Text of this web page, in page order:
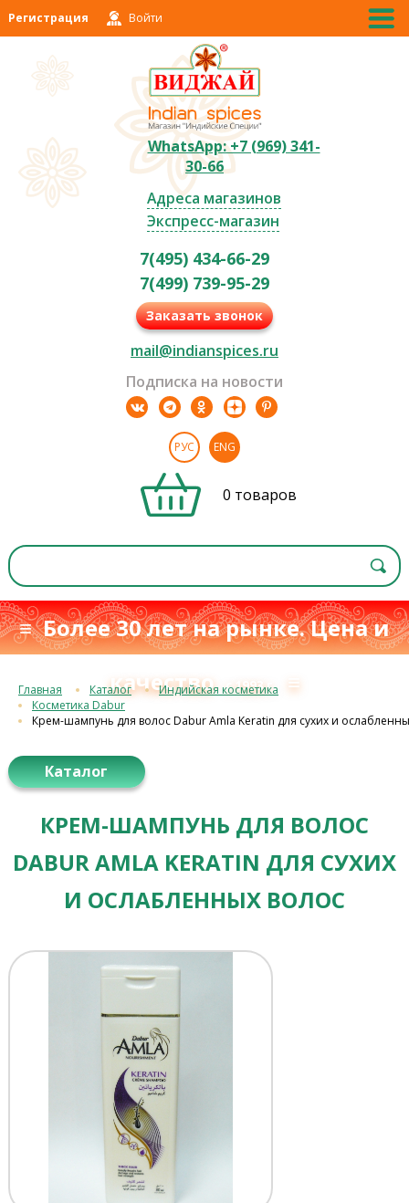
Регистрация Войти
WhatsApp: +7 (969) 341-
30-66
Адреса магазинов
Экспресс-магазин
7(495) 434-66-29
7(499) 739-95-29
Заказать звонок
mail@indianspices.ru
Подписка на новости
РУС ENG
0 товаров
≡ Более 30 лет на рынке. Цена и
качествос 1993 г.≡
Главная Каталог
Индийская косметика
Косметика Dabur
Крем-шампунь для волос Dabur Amla Keratin для сухих и
Каталог
КРЕМ-ШАМПУНЬ ДЛЯ ВОЛОС
DABUR AMLA KERATIN ДЛЯ СУХИХ
И ОСЛАБЛЕННЫХ ВОЛОС